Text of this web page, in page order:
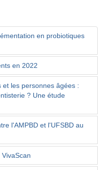
en probiotiques
en 2022
et les personnes âgées :
? Une étude
l'AMPBD et l'UFSBD au